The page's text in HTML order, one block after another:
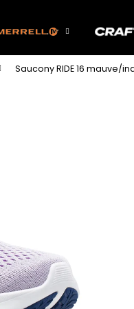
Saucony RIDE 16 mauve/
Co potřebujete